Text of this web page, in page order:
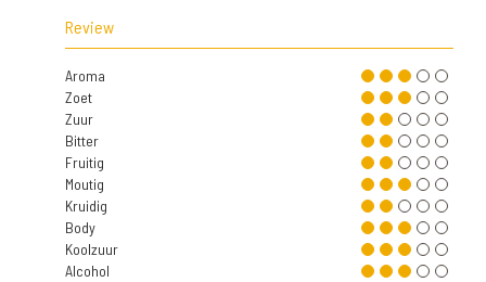
Review
Aroma
Zoet
Zuur
Bitter
Fruitig
Moutig
Kruidig
Body
Koolzuur
Alcohol